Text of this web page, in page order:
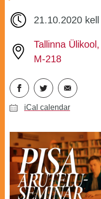
21.10.2020
Tallinna
M-218
iCal calendar